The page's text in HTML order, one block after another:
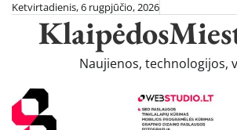
Skip
content
Ketvirtadienis, 6 rugpjūčio, 2026
Naujienos, technologijos,